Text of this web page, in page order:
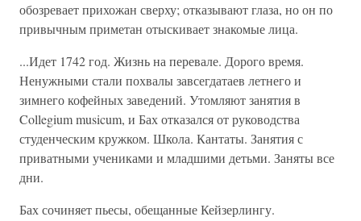
обозревает прихожан сверху; отказывают глаза, но он по
привычным приметан отыскивает знакомые лица.
...Идет 1742 год. Жизнь на перевале. Дорого время.
Ненужными стали похвалы завсегдатаев летнего и
зимнего кофейных заведений. Утомляют занятия в
Collegium musicum, и Бах отказался от руководства
студенческим кружком. Школа. Кантаты. Занятия с
приватными учениками и младшими детьми. Заняты все
дни.
Бах сочиняет пьесы, обещанные Кейзерлингу.